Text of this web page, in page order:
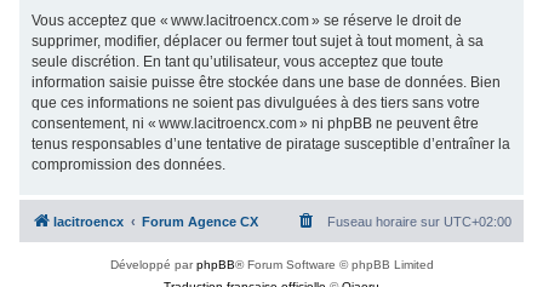
Vous acceptez que « www.lacitroencx.com » se réserve le droit de
supprimer, modifier, déplacer ou fermer tout sujet à tout moment, à sa
seule discrétion. En tant qu’utilisateur, vous acceptez que toute
information saisie puisse être stockée dans une base de données. Bien
que ces informations ne soient pas divulguées à des tiers sans votre
consentement, ni « www.lacitroencx.com » ni phpBB ne peuvent être
tenus responsables d’une tentative de piratage susceptible d’entraîner la
compromission des données.
lacitroencx Forum Agence CX Fuseau horaire sur UTC+02:00
Développé parphpBB® Forum Software © phpBB Limited